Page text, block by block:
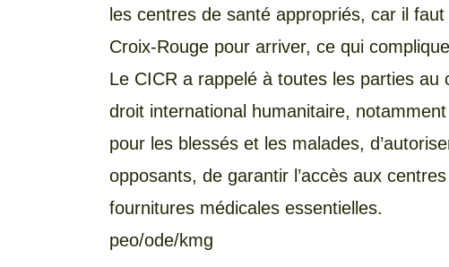
les centres de santé appropriés, car il
Croix-Rouge pour arriver, ce qui
Le CICR a rappelé à toutes les parties au
droit international humanitaire,
pour les blessés et les malades,
opposants, de garantir l’accès aux
fournitures médicales essentielles.
peo/ode/kmg